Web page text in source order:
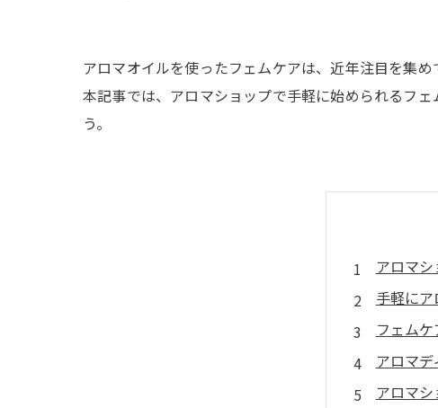
アロマオイルを使ったフェムケアは、近年注目を集
本記事では、アロマショップで手軽に始められるフ
う。
アロマ
手軽に
フェム
アロマ
アロマ